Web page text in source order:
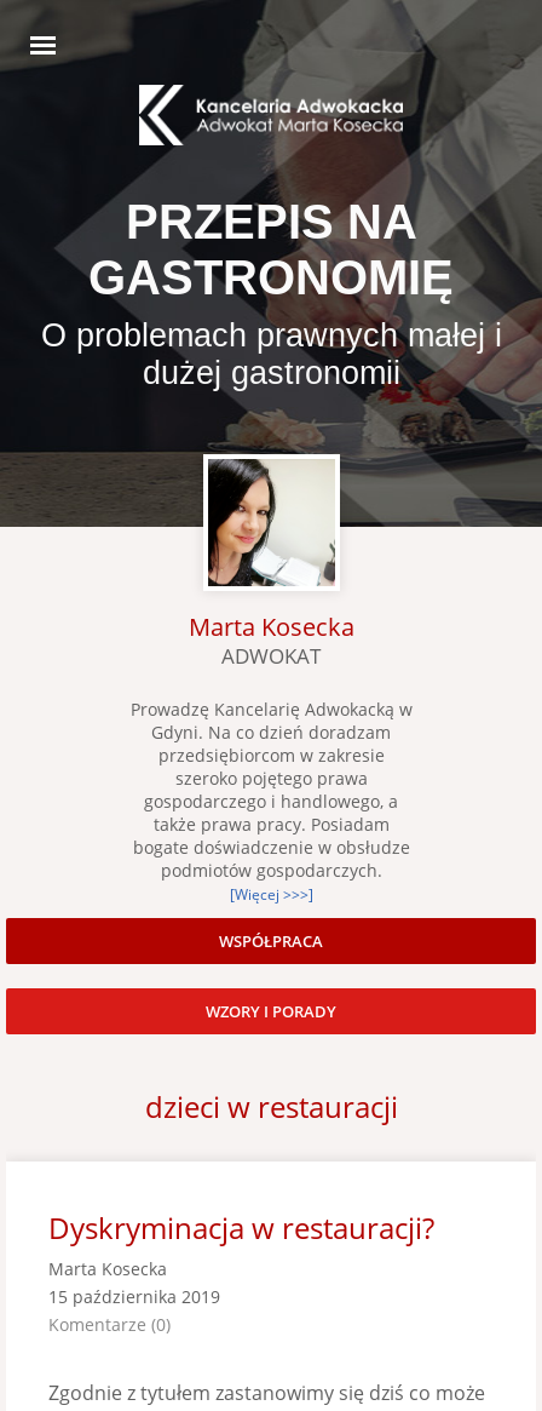
PRZEPIS NA
GASTRONOMIĘ
O problemach prawnych małej i
dużej gastronomii
Marta Kosecka
ADWOKAT
Prowadzę Kancelarię Adwokacką w
Gdyni. Na co dzień doradzam
przedsiębiorcom w zakresie
szeroko pojętego prawa
gospodarczego i handlowego, a
także prawa pracy. Posiadam
bogate doświadczenie w obsłudze
podmiotów gospodarczych.
[Więcej >>>]
WSPÓŁPRACA
WZORY I PORADY
dzieci w restauracji
Dyskryminacja w restauracji?
Marta Kosecka
15 października 2019
Komentarze (0)
Zgodnie z tytułem zastanowimy się dziś co może